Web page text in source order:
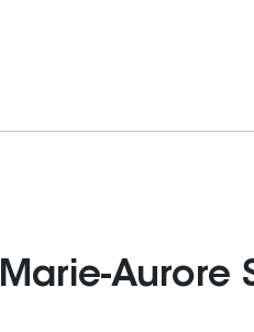
Marie-Aurore